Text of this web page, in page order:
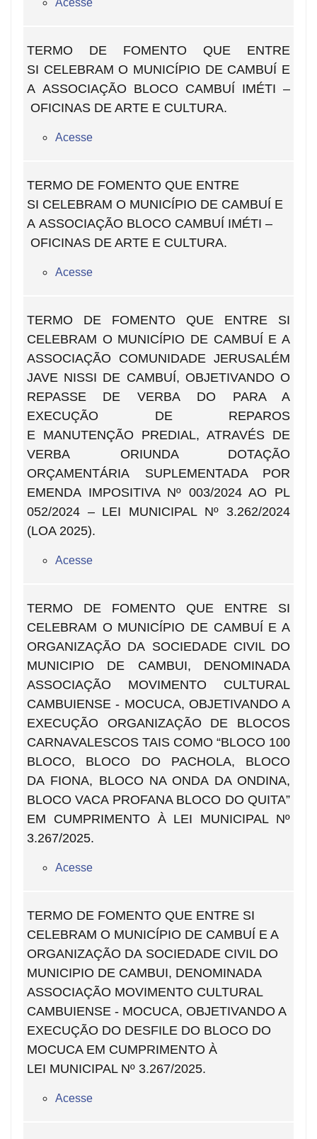
TERMO DE FOMENTO QUE ENTRE
SI CELEBRAM O MUNICÍPIO DE CAMBUÍ E
A ASSOCIAÇÃO BLOCO CAMBUÍ IMÉTI –
OFICINAS DE ARTE E CULTURA.
Acesse
TERMO DE FOMENTO QUE ENTRE
SI CELEBRAM O MUNICÍPIO DE CAMBUÍ E
A ASSOCIAÇÃO BLOCO CAMBUÍ IMÉTI –
OFICINAS DE ARTE E CULTURA.
Acesse
TERMO DE FOMENTO QUE ENTRE SI
CELEBRAM O MUNICÍPIO DE CAMBUÍ E A
ASSOCIAÇÃO COMUNIDADE JERUSALÉM
JAVE NISSI DE CAMBUÍ, OBJETIVANDO O
REPASSE DE VERBA DO PARA A
EXECUÇÃO DE REPAROS
E MANUTENÇÃO PREDIAL, ATRAVÉS DE
VERBA ORIUNDA DOTAÇÃO
ORÇAMENTÁRIA SUPLEMENTADA POR
EMENDA IMPOSITIVA Nº 003/2024 AO PL
052/2024 – LEI MUNICIPAL Nº 3.262/2024
(LOA 2025).
Acesse
TERMO DE FOMENTO QUE ENTRE SI
CELEBRAM O MUNICÍPIO DE CAMBUÍ E A
ORGANIZAÇÃO DA SOCIEDADE CIVIL DO
MUNICIPIO DE CAMBUI, DENOMINADA
ASSOCIAÇÃO MOVIMENTO CULTURAL
CAMBUIENSE - MOCUCA, OBJETIVANDO A
EXECUÇÃO ORGANIZAÇÃO DE BLOCOS
CARNAVALESCOS TAIS COMO “BLOCO 100
BLOCO, BLOCO DO PACHOLA, BLOCO
DA FIONA, BLOCO NA ONDA DA ONDINA,
BLOCO VACA PROFANA BLOCO DO QUITA”
EM CUMPRIMENTO À LEI MUNICIPAL Nº
3.267/2025.
Acesse
TERMO DE FOMENTO QUE ENTRE SI
CELEBRAM O MUNICÍPIO DE CAMBUÍ E A
ORGANIZAÇÃO DA SOCIEDADE CIVIL DO
MUNICIPIO DE CAMBUI, DENOMINADA
ASSOCIAÇÃO MOVIMENTO CULTURAL
CAMBUIENSE - MOCUCA, OBJETIVANDO A
EXECUÇÃO DO DESFILE DO BLOCO DO
MOCUCA EM CUMPRIMENTO À
LEI MUNICIPAL Nº 3.267/2025.
Acesse